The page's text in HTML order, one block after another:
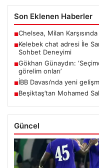
Son Eklenen Haberler
■Chelsea, Milan Karşısında
■Kelebek chat adresi İle
Sohbet Deneyimi
■Gökhan Günaydın:
görelim onları’
■İBB Davası’nda yeni
■Beşiktaş’tan Mohamed
Güncel